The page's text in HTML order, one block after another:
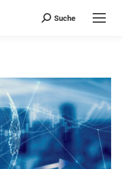
Search:
Suche